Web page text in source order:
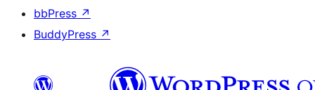
bbPress ↗
BuddyPress ↗